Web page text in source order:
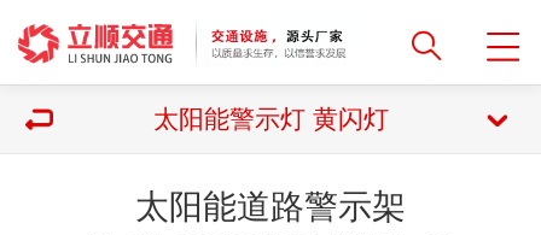
太阳能警示灯 黄闪灯
太阳能道路警示架